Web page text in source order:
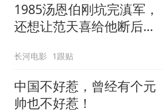
1985汤恩伯刚坑完滇军，
还想让范天喜给他断后，
人
长河电影 1跟贴
中国不好惹，曾经有个元
帅也不好惹！